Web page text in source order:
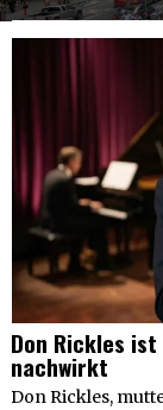
Don Rickles
nachwirkt
Don Rickles,